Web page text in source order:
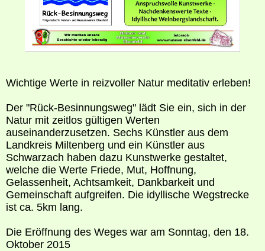
Wichtige Werte in reizvoller Natur meditativ erleben!
Der "Rück-Besinnungsweg" lädt Sie ein, sich in der
Natur mit zeitlos gültigen Werten
auseinanderzusetzen. Sechs Künstler aus dem
Landkreis Miltenberg und ein Künstler aus
Schwarzach haben dazu Kunstwerke gestaltet,
welche die Werte Friede, Mut, Hoffnung,
Gelassenheit, Achtsamkeit, Dankbarkeit und
Gemeinschaft aufgreifen. Die idyllische Wegstrecke
ist ca. 5km lang.
Die Eröffnung des Weges war am Sonntag, den 18.
Oktober 2015